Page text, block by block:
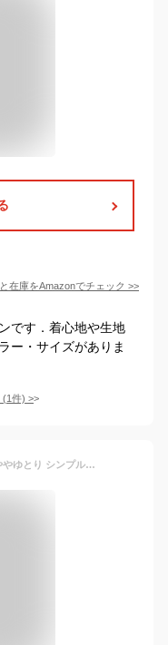
在庫をAmazonでチェック >>
です．着心地や生地
ー・サイズがありま
(1件) >
チノパン メンズ ストレッチ パンツ ややゆとり シンプル 無地 おしゃれ カジュアル ビジネス スリム ストレート 72cm 79cm S-XXL 春 夏 秋 冬